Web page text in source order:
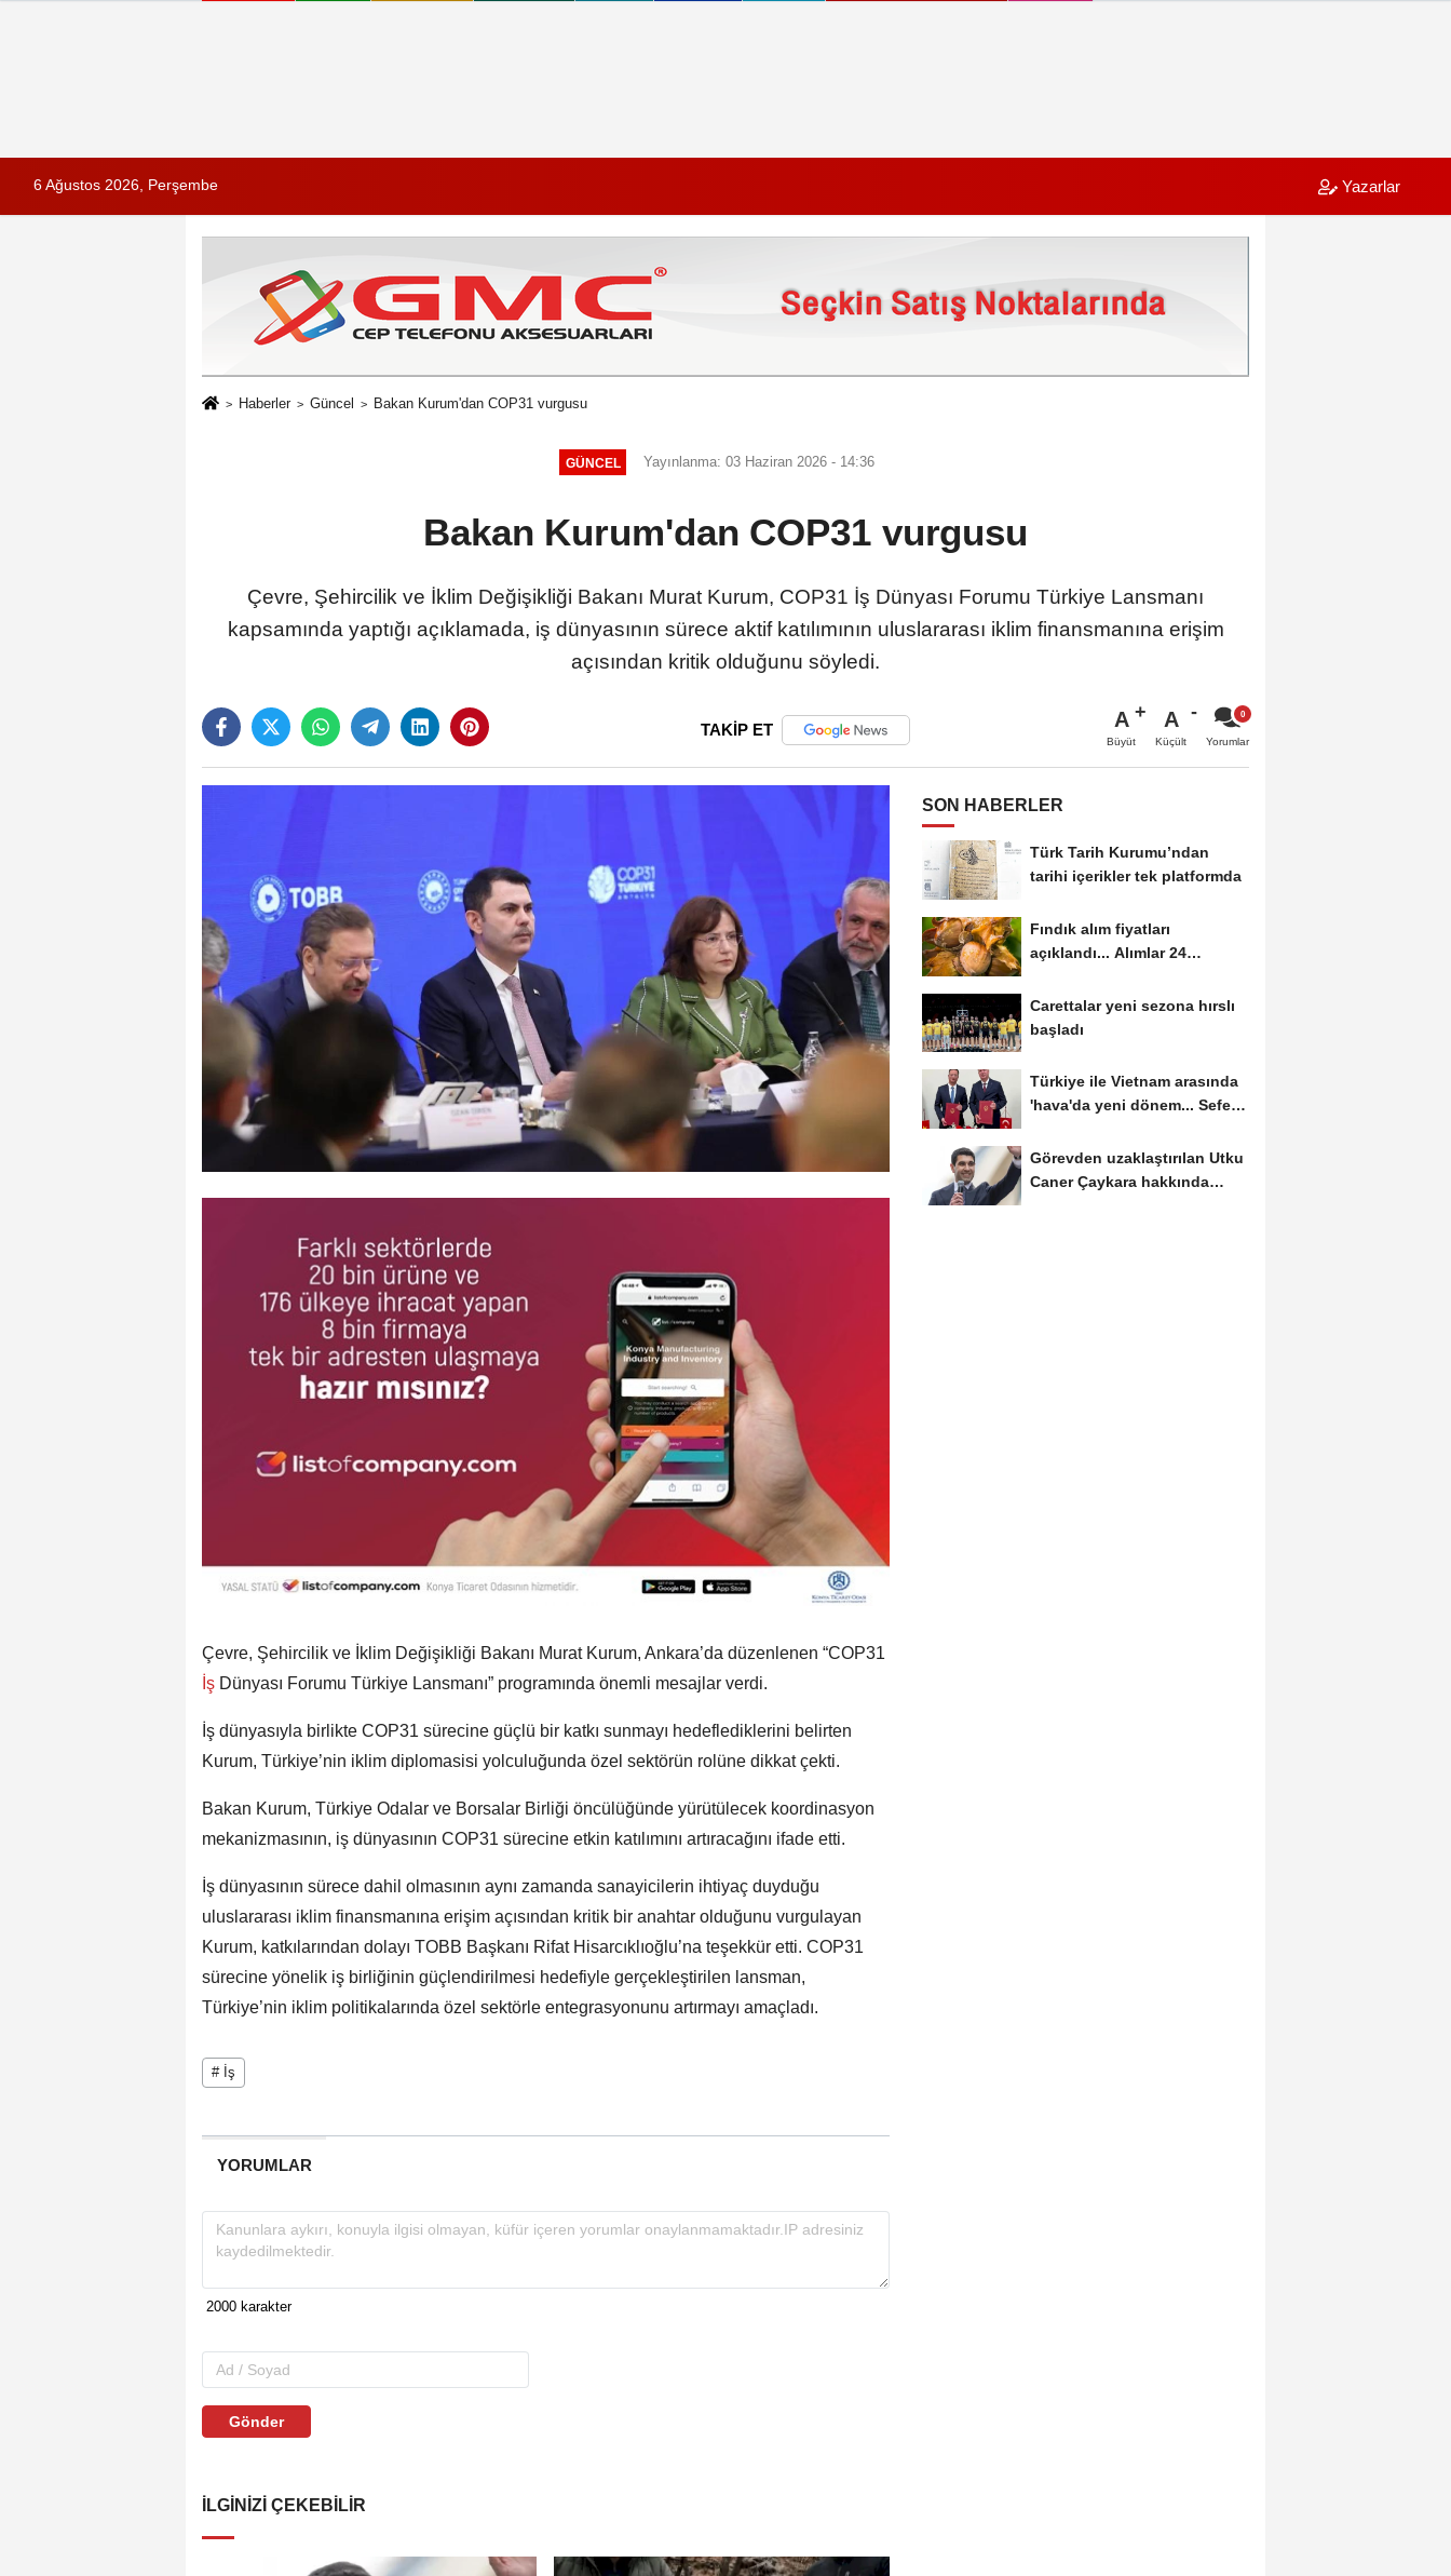
6 Ağustos 2026, Perşembe Yazarlar
Haberler Güncel Bakan Kurum'dan COP31 vurgusu
GÜNCEL Yayınlanma: 03 Haziran 2026 - 14:36
Bakan Kurum'dan COP31 vurgusu
Çevre, Şehircilik ve İklim Değişikliği Bakanı Murat Kurum, COP31 İş Dünyası Forumu Türkiye Lansmanı
kapsamında yaptığı açıklamada, iş dünyasının sürece aktif katılımının uluslararası iklim finansmanına erişim
açısından kritik olduğunu söyledi.
TAKİP ET A
Büyüt
A
Küçült Yorumlar
Çevre, Şehircilik ve İklim Değişikliği Bakanı Murat Kurum, Ankara’da düzenlenen “COP31
İş Dünyası Forumu Türkiye Lansmanı” programında önemli mesajlar verdi.
İş dünyasıyla birlikte COP31 sürecine güçlü bir katkı sunmayı hedeflediklerini belirten
Kurum, Türkiye’nin iklim diplomasisi yolculuğunda özel sektörün rolüne dikkat çekti.
Bakan Kurum, Türkiye Odalar ve Borsalar Birliği öncülüğünde yürütülecek koordinasyon
mekanizmasının, iş dünyasının COP31 sürecine etkin katılımını artıracağını ifade etti.
İş dünyasının sürece dahil olmasının aynı zamanda sanayicilerin ihtiyaç duyduğu
uluslararası iklim finansmanına erişim açısından kritik bir anahtar olduğunu vurgulayan
Kurum, katkılarından dolayı TOBB Başkanı Rifat Hisarcıklıoğlu’na teşekkür etti. COP31
sürecine yönelik iş birliğinin güçlendirilmesi hedefiyle gerçekleştirilen lansman,
Türkiye’nin iklim politikalarında özel sektörle entegrasyonunu artırmayı amaçladı.
# İş
YORUMLAR
Gönder
İLGINIZI ÇEKEBILIR
SON HABERLER
Türk Tarih Kurumu’ndan
tarihi içerikler tek platformda
Fındık alım fiyatları
açıklandı... Alımlar 24
Carettalar yeni sezona hırslı
başladı
Türkiye ile Vietnam arasında
'hava'da yeni dönem... Sefer
Görevden uzaklaştırılan Utku
Caner Çaykara hakkında